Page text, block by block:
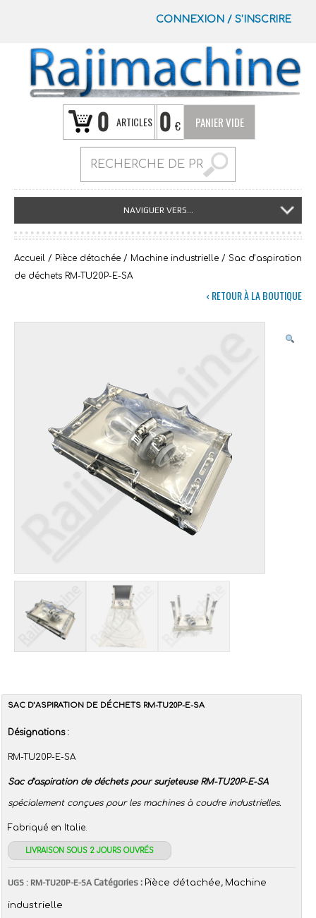
CONNEXION / S’INSCRIRE
0 ARTICLES 0 € PANIER VIDE
NAVIGUER VERS...
Accueil / Pièce détachée / Machine industrielle / Sac d’aspiration
de déchets RM-TU20P-E-SA
‹ RETOUR À LA BOUTIQUE
SAC D’ASPIRATION DE DÉCHETS RM-TU20P-E-SA
Désignations :
RM-TU20P-E-SA
Sac d’aspiration de déchets pour surjeteuse RM-TU20P-E-SA
spécialement conçues pour les machines à coudre industrielles.
Fabriqué en Italie.
LIVRAISON SOUS 2 JOURS OUVRÉS
UGS : RM-TU20P-E-SA Catégories : Pièce détachée, Machine
industrielle